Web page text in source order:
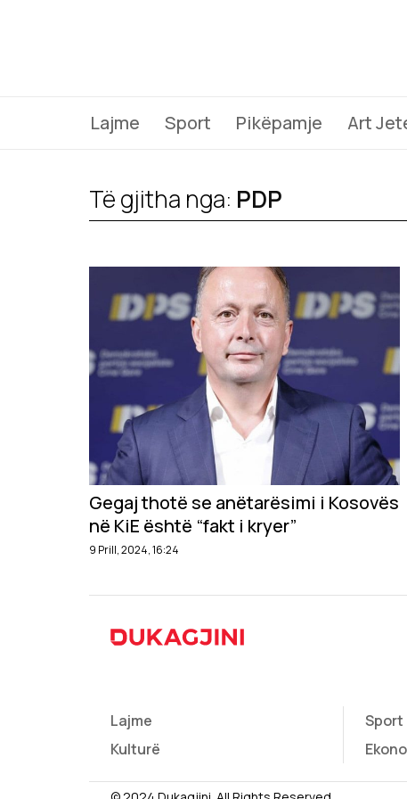
Lajme Sport Pikëpamje Art
Të gjitha nga: PDP
Gegaj thotë se anëtarësimi i Kosovës
në KiE është “fakt i kryer”
9 Prill, 2024, 16:24
Lajme
Kulturë
Sport